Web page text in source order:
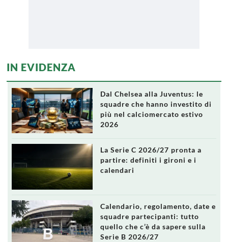
IN EVIDENZA
Dal Chelsea alla Juventus: le
squadre che hanno investito di
più nel calciomercato estivo
2026
La Serie C 2026/27 pronta a
partire: definiti i gironi e i
calendari
Calendario, regolamento, date e
squadre partecipanti: tutto
quello che c’è da sapere sulla
Serie B 2026/27